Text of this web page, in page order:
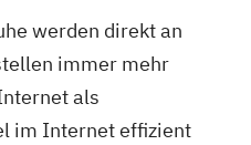
werden direkt an
immer mehr
als
im Internet effizient